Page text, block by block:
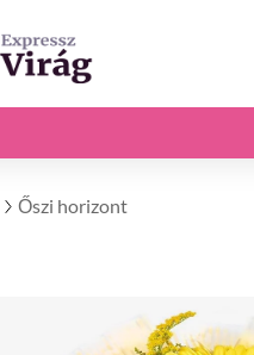
Őszi horizont